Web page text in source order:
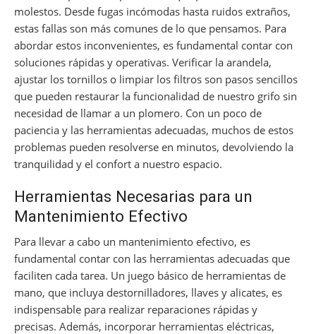
molestos. Desde fugas incómodas hasta ruidos extraños,
estas fallas son más comunes de lo que pensamos. Para
abordar estos inconvenientes, es fundamental contar con
soluciones rápidas y operativas. Verificar la arandela,
ajustar los tornillos o limpiar los filtros son pasos sencillos
que pueden restaurar la funcionalidad de nuestro grifo sin
necesidad de llamar a un plomero. Con un poco de
paciencia y las herramientas adecuadas, muchos de estos
problemas pueden resolverse en minutos, devolviendo la
tranquilidad y el confort a nuestro espacio.
Herramientas Necesarias para un
Mantenimiento Efectivo
Para llevar a cabo un mantenimiento efectivo, es
fundamental contar con las herramientas adecuadas que
faciliten cada tarea. Un juego básico de herramientas de
mano, que incluya destornilladores, llaves y alicates, es
indispensable para realizar reparaciones rápidas y
precisas. Además, incorporar herramientas eléctricas,